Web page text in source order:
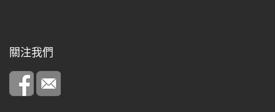
關注我們